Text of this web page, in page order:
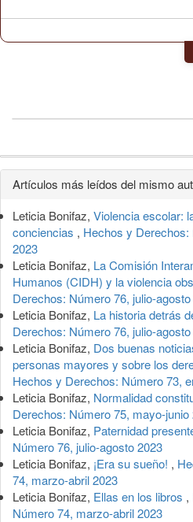
Detalles
del
artículo
Artículos más leídos del mismo
Leticia Bonifaz, Violencia escolar:
conciencias , Hechos y
2023
Leticia Bonifaz, La Comisión
Humanos (CIDH) y la violencia
Derechos: Número 76, julio-
Leticia Bonifaz, La historia detrás
Derechos: Número 76, julio-
Leticia Bonifaz, Dos buenas
personas mayores y sobre los
Hechos y Derechos: Número 73,
Leticia Bonifaz, Normalidad
Derechos: Número 75, mayo-junio
Leticia Bonifaz, Paternidad
Número 76, julio-agosto 2023
Leticia Bonifaz, ¡Era su sueño! ,
74, marzo-abril 2023
Leticia Bonifaz, Ellas en los libros ,
Número 74, marzo-abril 2023